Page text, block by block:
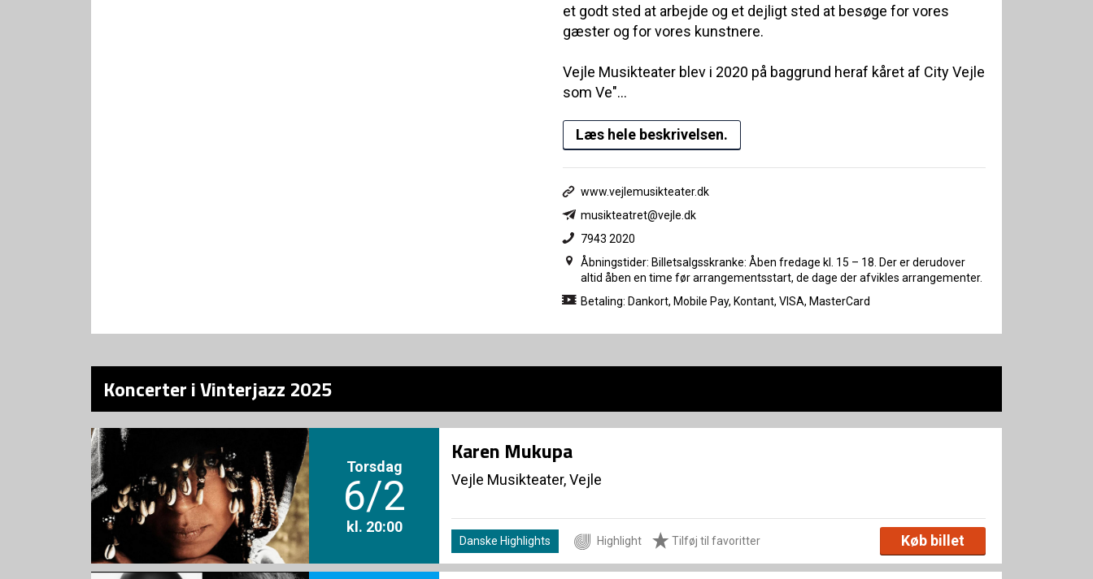
et godt sted at arbejde og et dejligt sted at besøge for vores
gæster og for vores kunstnere.
Vejle Musikteater blev i 2020 på baggrund heraf kåret af City Vejle
som Ve"...
Læs hele beskrivelsen.
www.vejlemusikteater.dk
musikteatret@vejle.dk
7943 2020
Åbningstider: Billetsalgsskranke: Åben fredage kl. 15 – 18. Der er derudover
altid åben en time før arrangementsstart, de dage der afvikles arrangementer.
Betaling: Dankort, Mobile Pay, Kontant, VISA, MasterCard
Koncerter i Vinterjazz 2025
Torsdag
6/2
kl. 20:00
Karen Mukupa
Vejle Musikteater, Vejle
Danske Highlights Highlight Tilføj til favoritter Køb billet